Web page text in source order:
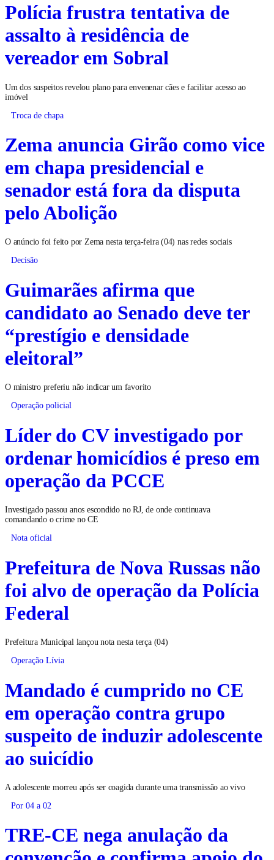
Polícia frustra tentativa de
assalto à residência de
vereador em Sobral
Um dos suspeitos revelou plano para envenenar cães e facilitar acesso ao
imóvel
Troca de chapa
Zema anuncia Girão como vice
em chapa presidencial e
senador está fora da disputa
pelo Abolição
O anúncio foi feito por Zema nesta terça-feira (04) nas redes sociais
Decisão
Guimarães afirma que
candidato ao Senado deve ter
“prestígio e densidade
eleitoral”
O ministro preferiu não indicar um favorito
Operação policial
Líder do CV investigado por
ordenar homicídios é preso em
operação da PCCE
Investigado passou anos escondido no RJ, de onde continuava
comandando o crime no CE
Nota oficial
Prefeitura de Nova Russas não
foi alvo de operação da Polícia
Federal
Prefeitura Municipal lançou nota nesta terça (04)
Operação Lívia
Mandado é cumprido no CE
em operação contra grupo
suspeito de induzir adolescente
ao suicídio
A adolescente morreu após ser coagida durante uma transmissão ao vivo
Por 04 a 02
TRE-CE nega anulação da